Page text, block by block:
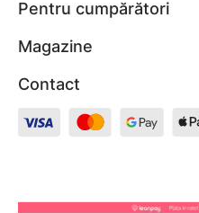
Pentru cumpărători
Magazine
Contact